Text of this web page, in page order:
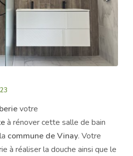
votre
à rénover cette salle de bain
commune de Vinay. Votre
à réaliser la douche ainsi que le